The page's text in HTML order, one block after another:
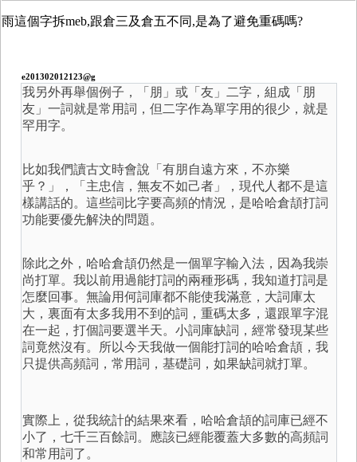
雨這個字拆meb,跟倉三及倉五不同,是為了避免重碼嗎?
e201302012123@g
我另外再舉個例子，「朋」或「友」二字，組成「朋
友」一詞就是常用詞，但二字作為單字用的很少，就是
罕用字。
比如我們讀古文時會說「有朋自遠方來，不亦樂
乎？」，「主忠信，無友不如己者」，現代人都不是這
樣講話的。這些詞比字要高頻的情況，是哈哈倉頡打詞
功能要優先解決的問題。
除此之外，哈哈倉頡仍然是一個單字輸入法，因為我崇
尚打單。我以前用過能打詞的兩種形碼，我知道打詞是
怎麼回事。無論用何詞庫都不能使我滿意，大詞庫太
大，裏面有太多我用不到的詞，重碼太多，還跟單字混
在一起，打個詞要選半天。小詞庫缺詞，經常發現某些
詞竟然沒有。所以今天我做一個能打詞的哈哈倉頡，我
只提供高頻詞，常用詞，基礎詞，如果缺詞就打單。
實際上，從我統計的結果來看，哈哈倉頡的詞庫已經不
小了，七千三百餘詞。應該已經能覆蓋大多數的高頻詞
和常用詞了。